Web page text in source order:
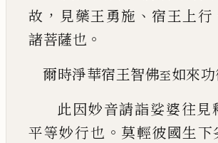
故 ， 見藥王勇施 、 宿王上行
諸菩薩也 。
爾時淨華宿王智佛至如來
此因妙音請詣娑婆往見
平等妙行也 。 莫輕彼國生下